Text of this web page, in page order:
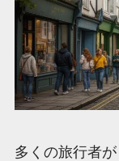
多くの旅行者